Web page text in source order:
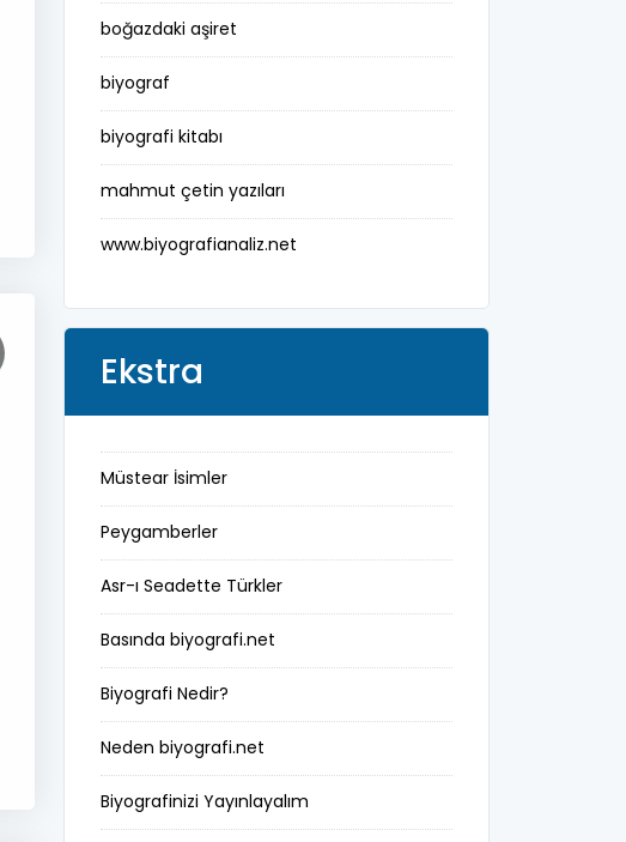
din adamı
doktor
fotoğrafçı
futbol
fıkra kahramanı
halk bilgesi
halk kültürü
hat-geleneksel sanatlar
hukukçu
ilkler
ingilizce biyografi
istihbarat
işinsanı
boğazdaki aşiret
biyograf
biyografi kitabı
mahmut çetin yazıları
www.biyografianaliz.net
Ekstra
Müstear İsimler
Peygamberler
Asr-ı Seadette Türkler
Basında biyografi.net
Biyografi Nedir?
Neden biyografi.net
Biyografinizi Yayınlayalım